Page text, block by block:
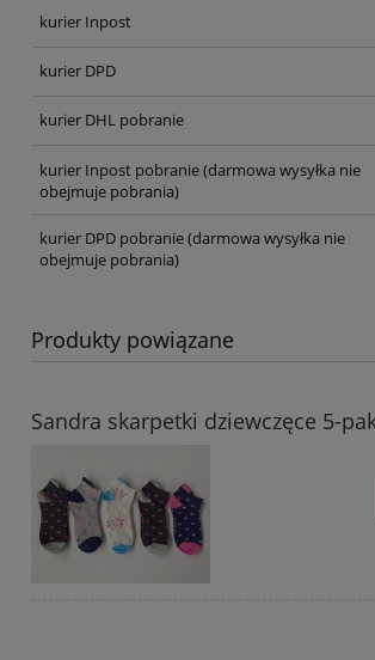
kurier Inpost
kurier DPD
kurier DHL pobranie
kurier Inpost pobranie(darmowa wysyłka nie
obejmuje pobrania)
kurier DPD pobranie(darmowa wysyłka nie
obejmuje pobrania)
Produkty powiązane
Sandra skarpetki dziewczęce 5-